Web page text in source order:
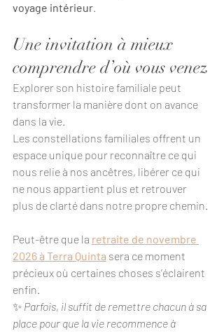
voyage intérieur.
Une invitation à mieux
comprendre d’où vous venez
Explorer son histoire familiale peut
transformer la manière dont on avance
dans la vie.
Les constellations familiales offrent un
espace unique pour reconnaître ce qui
nous relie à nos ancêtres, libérer ce qui
ne nous appartient plus et retrouver
plus de clarté dans notre propre chemin.
Peut-être que la retraite de novembre
2026 à Terra Quinta sera ce moment
précieux où certaines choses s’éclairent
enfin.
✨ Parfois, il suffit de remettre chacun à sa
place pour que la vie recommence à